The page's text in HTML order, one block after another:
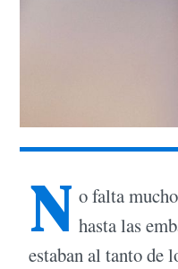
N o falta
hasta las
estaban al tanto de